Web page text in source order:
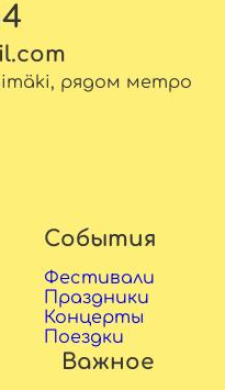
рядом метро
События
Фестивали
Праздники
Концерты
Поездки
Важное